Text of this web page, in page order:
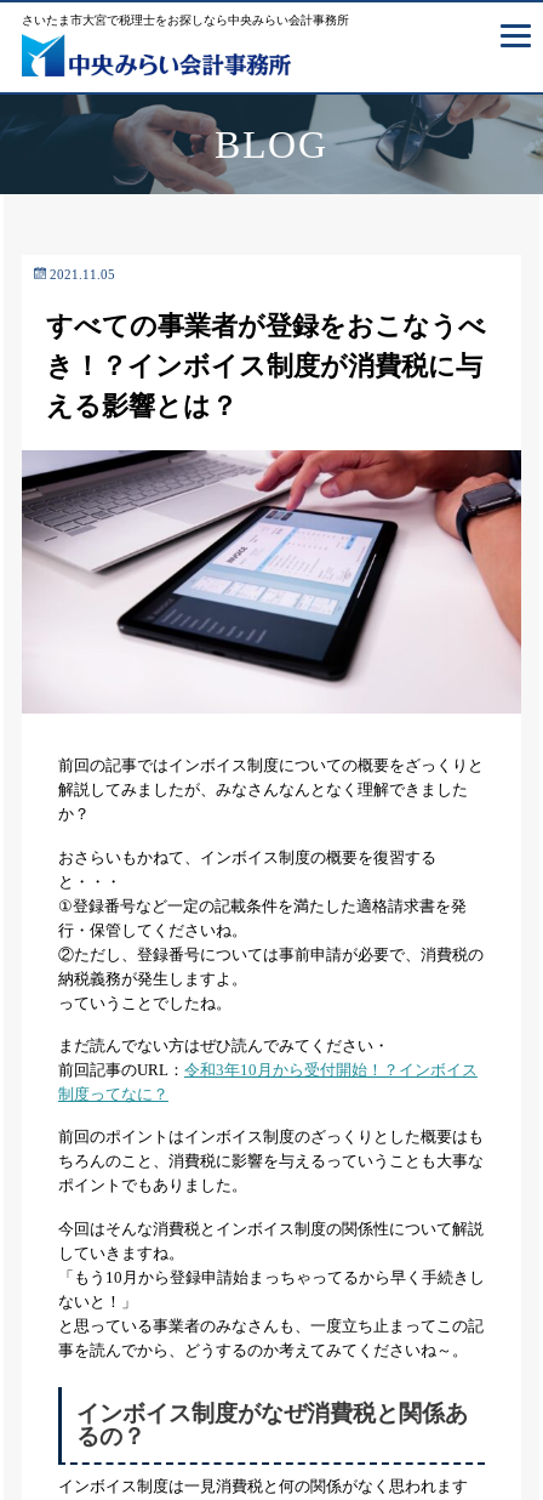
さいたま市大宮で税理士をお探しなら中央みらい会計事務所
BLOG
2021.11.05
すべての事業者が登録をおこなうべ
き！？インボイス制度が消費税に与
える影響とは？
前回の記事ではインボイス制度についての概要をざっくりと
解説してみましたが、みなさんなんとなく理解できました
か？
おさらいもかねて、インボイス制度の概要を復習する
と・・・
①登録番号など一定の記載条件を満たした適格請求書を発
行・保管してくださいね。
②ただし、登録番号については事前申請が必要で、消費税の
納税義務が発生しますよ。
っていうことでしたね。
まだ読んでない方はぜひ読んでみてください・
前回記事のURL： 令和3年10月から受付開始！？インボイス
制度ってなに？
前回のポイントはインボイス制度のざっくりとした概要はも
ちろんのこと、消費税に影響を与えるっていうことも大事な
ポイントでもありました。
今回はそんな消費税とインボイス制度の関係性について解説
していきますね。
「もう10月から登録申請始まっちゃってるから早く手続きし
ないと！」
と思っている事業者のみなさんも、一度立ち止まってこの記
事を読んでから、どうするのか考えてみてくださいね～。
インボイス制度がなぜ消費税と関係あ
るの？
インボイス制度は一見消費税と何の関係がなく思われます